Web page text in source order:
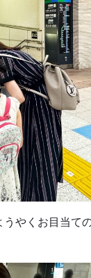
やくお目当て